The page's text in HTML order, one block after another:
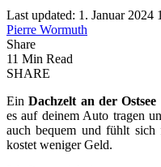
Last updated: 1. Januar 2024
Pierre Wormuth
Share
11 Min Read
SHARE
EinDachzelt an der Ostsee
es auf deinem Auto tragen
auch bequem und fühlt
kostet weniger Geld.